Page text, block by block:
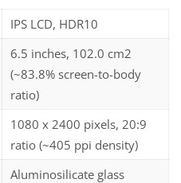
IPS LCD, HDR10
6.5 inches, 102.0 cm2
(~83.8% screen-to-body
ratio)
1080 x 2400 pixels, 20:9
ratio (~405 ppi density)
Aluminosilicate glass